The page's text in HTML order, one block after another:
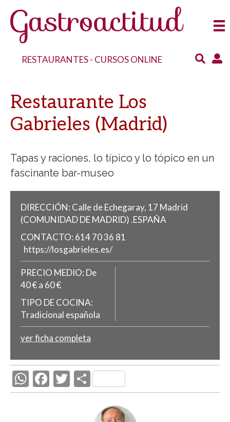
RESTAURANTES- CURSOS ONLINE
Restaurante Los
Gabrieles (Madrid)
Tapas y raciones, lo típico y lo tópico en un
fascinante bar-museo
DIRECCIÓN: Calle de Echegaray, 17 Madrid
(COMUNIDAD DE MADRID) .ESPAÑA
CONTACTO: 614 70 36 81
https://losgabrieles.es/
PRECIO MEDIO: De
40 € a 60 €
TIPO DE COCINA:
Tradicional española
ver ficha completa
W
h
F
ac
T
w
C
o
m